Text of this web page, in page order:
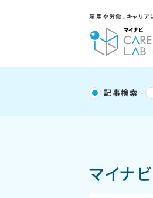
雇用や労働、キャリ
記事検索
マイナ